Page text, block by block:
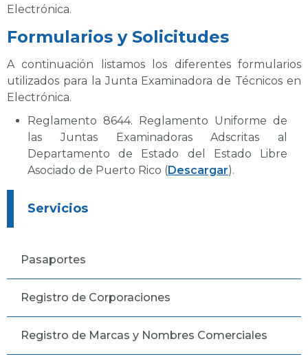
Electrónica.
Formularios y Solicitudes
A continuación listamos los diferentes formularios
utilizados para la Junta Examinadora de Técnicos en
Electrónica.
Reglamento 8644. Reglamento Uniforme de
las Juntas Examinadoras Adscritas al
Departamento de Estado del Estado Libre
Asociado de Puerto Rico (Descargar).
Servicios
Pasaportes
Registro de Corporaciones
Registro de Marcas y Nombres Comerciales